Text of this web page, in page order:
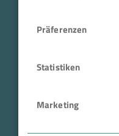
Präferenzen
Statistiken
Marketing
Geschäftsführer:
USt-IdNr.: DE